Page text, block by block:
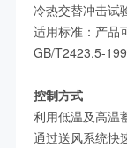
冷热交替冲击试
适用标准：产品
GB/T2423.5-
控制方式
利用低温及高温
通过送风系统快